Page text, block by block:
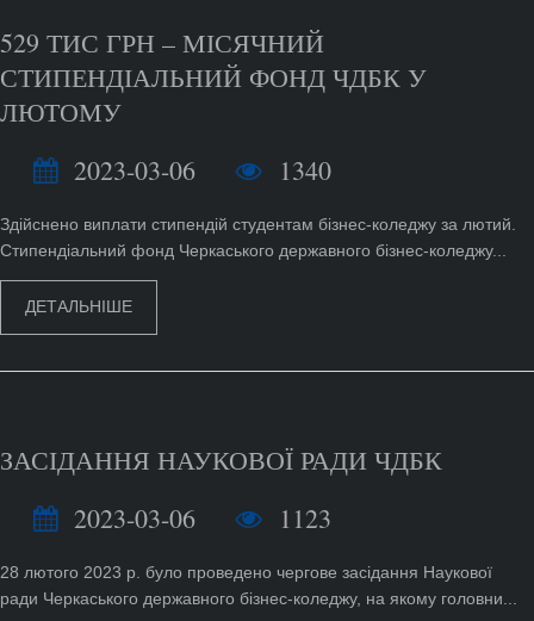
529 ТИС ГРН – МІСЯЧНИЙ
СТИПЕНДІАЛЬНИЙ ФОНД ЧДБК У
ЛЮТОМУ
2023-03-06
1340
Здійснено виплати стипендій студентам бізнес-коледжу за лютий.
Стипендіальний фонд Черкаського державного бізнес-коледжу...
ДЕТАЛЬНІШЕ
ЗАСІДАННЯ НАУКОВОЇ РАДИ ЧДБК
2023-03-06
1123
28 лютого 2023 р. було проведено чергове засідання Наукової
ради Черкаського державного бізнес-коледжу, на якому головни...